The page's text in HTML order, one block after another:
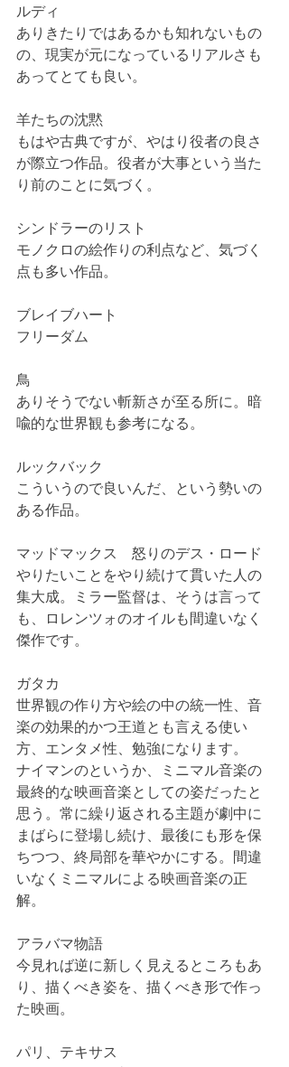
ルディ
ありきたりではあるかも知れないもの
の、現実が元になっているリアルさも
あってとても良い。
羊たちの沈黙
もはや古典ですが、やはり役者の良さ
が際立つ作品。役者が大事という当た
り前のことに気づく。
シンドラーのリスト
モノクロの絵作りの利点など、気づく
点も多い作品。
ブレイブハート
フリーダム
鳥
ありそうでない斬新さが至る所に。暗
喩的な世界観も参考になる。
ルックバック
こういうので良いんだ、という勢いの
ある作品。
マッドマックス　怒りのデス・ロード
やりたいことをやり続けて貫いた人の
集大成。ミラー監督は、そうは言って
も、ロレンツォのオイルも間違いなく
傑作です。
ガタカ
世界観の作り方や絵の中の統一性、音
楽の効果的かつ王道とも言える使い
方、エンタメ性、勉強になります。
ナイマンのというか、ミニマル音楽の
最終的な映画音楽としての姿だったと
思う。常に繰り返される主題が劇中に
まばらに登場し続け、最後にも形を保
ちつつ、終局部を華やかにする。間違
いなくミニマルによる映画音楽の正
解。
アラバマ物語
今見れば逆に新しく見えるところもあ
り、描くべき姿を、描くべき形で作っ
た映画。
パリ、テキサス